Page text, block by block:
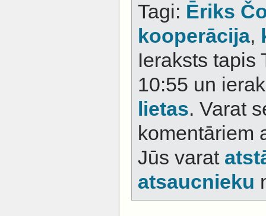
Tagi: Ēriks
kooperācija,
Ieraksts tapis
10:55 un
lietas. Varat
komentāriem
Jūs varat
atsaucnieku